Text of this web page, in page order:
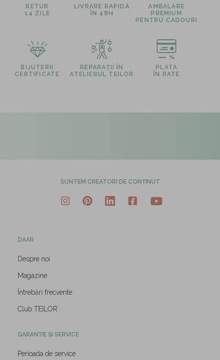
RETUR
14 ZILE
LIVRARE RAPIDĂ
ÎN 48H
AMBALARE
PREMIUM
PENTRU CADOURI
BIJUTERII
CERTIFICATE
REPARAȚII ÎN
ATELIERUL TEILOR
PLATA
ÎN RATE
SUNTEM CREATORI DE CONȚINUT
DAAR
Despre noi
Magazine
Întrebări frecvente
Club TEILOR
GARANȚIE ȘI SERVICE
Perioada de service